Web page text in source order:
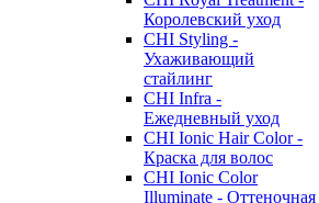
Королевский уход
CHI Styling -
Ухаживающий
стайлинг
CHI Infra -
Ежедневный уход
CHI Ionic Hair Color -
Краска для волос
CHI Ionic Color
Illuminate - Оттеночная